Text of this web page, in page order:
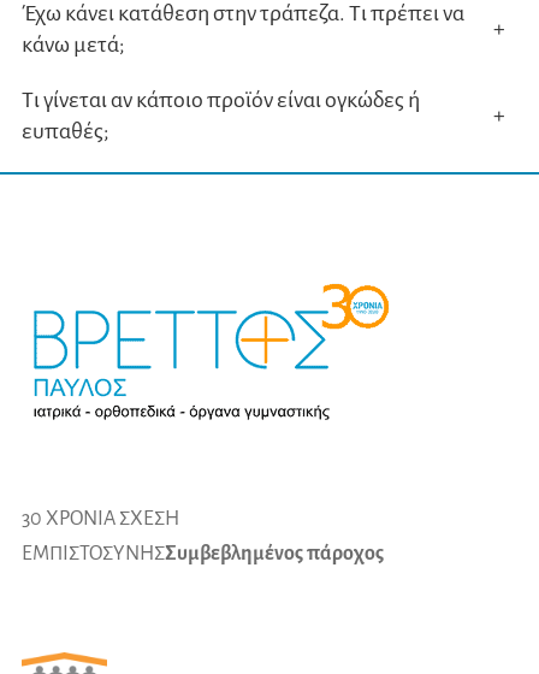
Έχω κάνει κατάθεση στην τράπεζα. Τι πρέπει να
κάνω μετά;
+
Τι γίνεται αν κάποιο προϊόν είναι ογκώδες ή
ευπαθές;
+
30 ΧΡΟΝΙΑ ΣΧΕΣΗ
ΕΜΠΙΣΤΟΣΥΝΗΣΣυμβεβλημένος πάροχος